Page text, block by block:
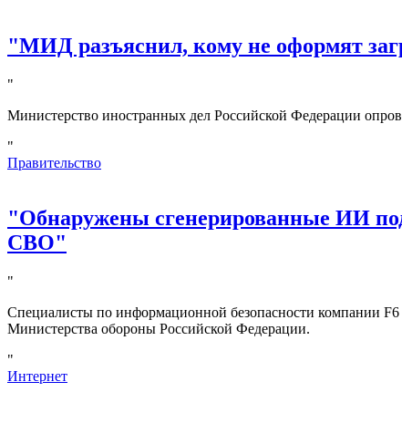
"МИД разъяснил, кому не оформят
"
Министерство иностранных дел Российской Федерации
"
Правительство
"Обнаружены сгенерированные ИИ
СВО"
"
Специалисты по информационной безопасности компании
Министерства обороны Российской Федерации.
"
Интернет